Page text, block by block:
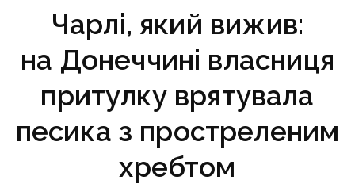
Чарлі, який вижив:
на Донеччині власниця
притулку врятувала
песика з простреленим
хребтом